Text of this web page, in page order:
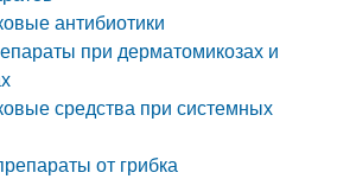
антибиотики
при дерматомикозах и
средства при системных
от грибка